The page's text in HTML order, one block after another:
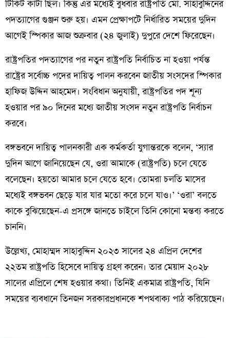
টিকিট কাটা ছিল। কিন্তু এর মধ্যেই বুধবার রাষ্ট্রপতি মো. সাহাবুদ্দিনের
পদত্যাগের গুঞ্জন শুরু হয়। এমন প্রেক্ষাপটে নির্ধারিত সময়ের দুদিন
আগেই স্পিকার আজ শুক্রবার (২৪ জুলাই) দুপুরে দেশে ফিরেছেন।
রাষ্ট্রপতির পদত্যাগের পর নতুন রাষ্ট্রপতি নির্বাচিত না হওয়া পর্যন্ত
রাষ্ট্রের সর্বোচ্চ পদের দায়িত্ব পালন করবেন জাতীয় সংসদের স্পিকার
হাফিজ উদ্দিন আহমেদ। সংবিধান অনুযায়ী, রাষ্ট্রপতির পদ শূন্য
হওয়ার পর ৯০ দিনের মধ্যে জাতীয় সংসদ নতুন রাষ্ট্রপতি নির্বাচন
করবে।
বঙ্গভবনে দায়িত্ব পালনকারী এক কর্মকর্তা যুগান্তরকে বলেন, ‘স্যার
দুদিন আগে জানিয়েছেন যে, ওরা আমাকে (রাষ্ট্রপতি) চলে যেতে
বলেছেন। হয়তো আমার চলে যেতে হবে। তোমরা চলতি মাসের
মধ্যেই বঙ্গভবন ছেড়ে যার যার মতো করে চলে যাও।’ ‘ওরা’ বলতে
কাকে বুঝিয়েছেন-এ প্রসঙ্গে জানতে চাইলে তিনি কোনো মন্তব্য করতে
চাননি।
উল্লেখ্য, মোহাম্মদ সাহাবুদ্দিন ২০২৩ সালের ২৪ এপ্রিল দেশের
২২তম রাষ্ট্রপতি হিসেবে দায়িত্ব গ্রহণ করেন। তার মেয়াদ ২০২৮
সালের এপ্রিলে শেষ হওয়ার কথা। তিনিই একমাত্র রাষ্ট্রপতি, যিনি
সময়ের ব্যবধানে তিনজন সরকারপ্রধানকে শপথবাক্য পাঠ করিয়েছেন।